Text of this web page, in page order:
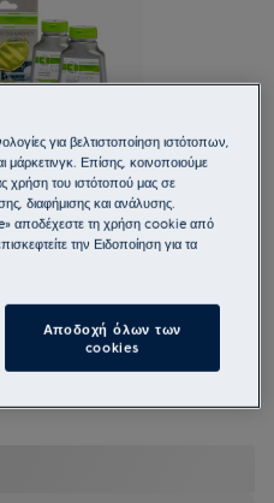
μεγέθυνση
πιάτων
για βελτιστοποίηση ιστότοπων,
Επίσης, κοινοποιούμε
χρήση του ιστότοπού μας σε
διαφήμισης και ανάλυσης.
αποδέχεστε τη χρήση cookie από
την Ειδοποίηση για τα
Αποδοχή όλων των
cookies